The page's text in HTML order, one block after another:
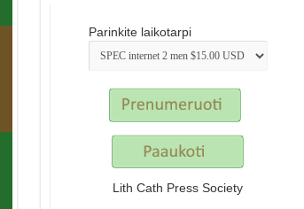
Parinkite laikotarpi
Lith Cath Press Society